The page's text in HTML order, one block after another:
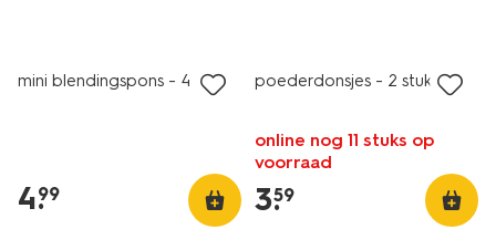
mini blendingspons - 4 stuks
4.
99
poederdonsjes - 2 stuks
online nog 11 stuks op
voorraad
3.
59